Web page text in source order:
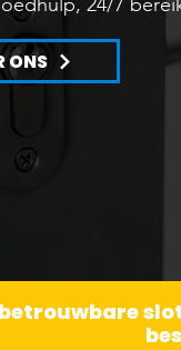
ONS